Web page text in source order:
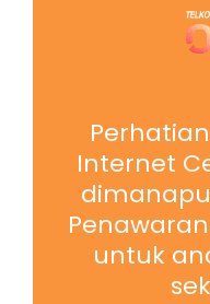
Internet
untuk